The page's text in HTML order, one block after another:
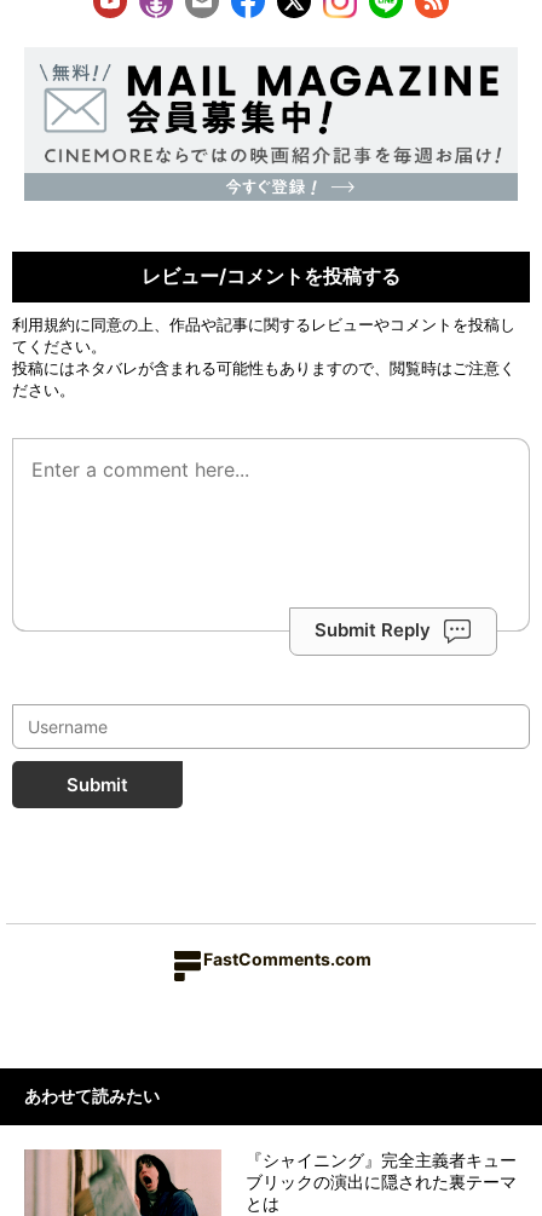
レビュー/コメントを投稿する
利用規約に同意の上、作品や記事に関するレビューやコメントを投稿し
てください。
投稿にはネタバレが含まれる可能性もありますので、閲覧時はご注意く
ださい。
Submit Reply
Submit
FastComments.com
あわせて読みたい
『シャイニング』完全主義者キュー
ブリックの演出に隠された裏テーマ
とは